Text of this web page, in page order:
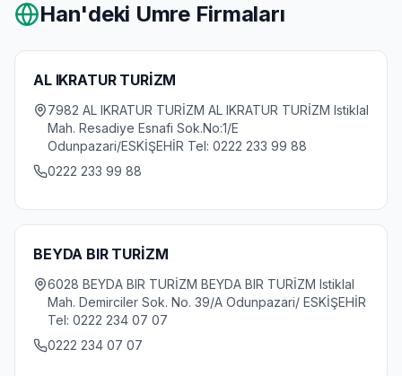
Han'deki Umre Firmaları
AL IKRATUR TURİZM
7982 AL IKRATUR TURİZM AL IKRATUR TURİZM Istiklal
Mah. Resadiye Esnafi Sok.No:1/E
Odunpazari/ESKİŞEHİR Tel: 0222 233 99 88
0222 233 99 88
BEYDA BIR TURİZM
6028 BEYDA BIR TURİZM BEYDA BIR TURİZM Istiklal
Mah. Demirciler Sok. No. 39/A Odunpazari/ ESKİŞEHİR
Tel: 0222 234 07 07
0222 234 07 07